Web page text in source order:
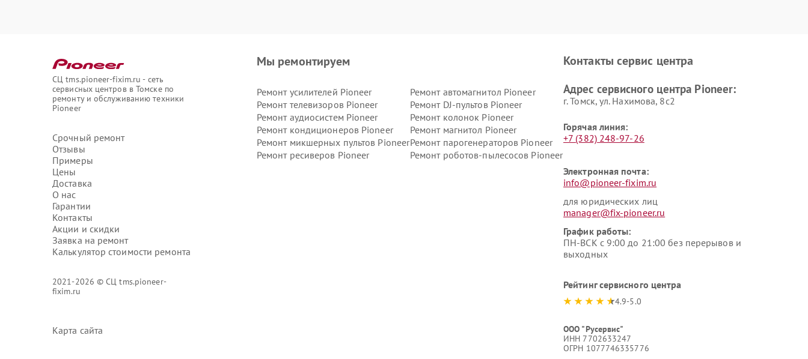
СЦ tms.pioneer-fixim.ru - сеть
сервисных центров в Томске по
ремонту и обслуживанию техники
Pioneer
Срочный ремонт
Отзывы
Примеры
Цены
Доставка
О нас
Гарантии
Контакты
Акции и скидки
Заявка на ремонт
Калькулятор стоимости ремонта
2021-2026 © СЦ tms.pioneer-
fixim.ru
Карта сайта
Мы ремонтируем
Ремонт усилителей Pioneer
Ремонт автомагнитол Pioneer
Ремонт телевизоров Pioneer
Ремонт DJ-пультов Pioneer
Ремонт аудиосистем Pioneer
Ремонт колонок Pioneer
Ремонт кондиционеров Pioneer
Ремонт магнитол Pioneer
Ремонт микшерных пультов PioneerРемонт парогенераторов Pioneer
Ремонт ресиверов Pioneer
Ремонт роботов-пылесосов Pioneer
Контакты сервис центра
Адрес сервисного центра Pioneer:
г. Томск, ул. Нахимова, 8с2
Горячая линия:
+7 (382) 248-97-26
Электронная почта:
info@pioneer-fixim.ru
для юридических лиц
manager@fix-pioneer.ru
График работы:
ПН-ВСК с 9:00 до 21:00 без перерывов и
выходных
Рейтинг сервисного центра
4.9-5.0
ООО "Русервис"
ИНН 7702633247
ОГРН 1077746335776